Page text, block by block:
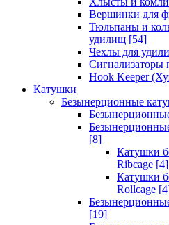
Вершинки для
Тюльпаны и
удилищ [54]
Чехлы для
Сигнализаторы
Hook Keeper
Катушки
Безынерционные
[8]
Катушки
Ribcage [4]
Катушки
Rollcage
[19]